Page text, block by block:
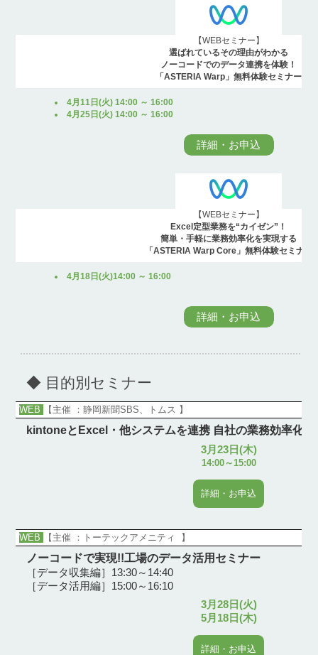
【WEBセミナー】
選ばれているその理由がわかる
ノーコードでのデータ連携を体験！
「ASTERIA Warp」無料体験セミナー
4月11日(火) 14:00 ～ 16:00
4月25日(火) 14:00 ～ 16:00
詳細・お申込
【WEBセミナー】
Excel定型業務を“カイゼン”！
簡単・手軽に業務効率化を実現する
「ASTERIA Warp Core」無料体験セミナー
4月18日(火)14:00 ～ 16:00
詳細・お申込
◆ 目的別セミナー
WEB 【主催 ：静岡新聞SBS、トムス 】
kintoneとExcel・他システムを連携 自社の業務効率化
3月23日(木)
14:00～15:00
詳細・お申込
WEB 【主催 ：トーテックアメニティ 】
ノーコードで実現!!工場のデータ活用セミナー
［データ収集編］13:30～14:40
［データ活用編］15:00～16:10
3月28日(火)
5月18日(木)
詳細・お申込